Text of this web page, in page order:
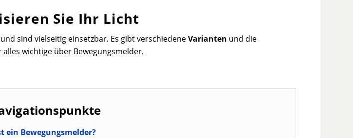
Sie Ihr Licht
sind vielseitig einsetzbar. Es gibt verschiedeneVarianten und die
wichtige über Bewegungsmelder.
ein Bewegungsmelder?